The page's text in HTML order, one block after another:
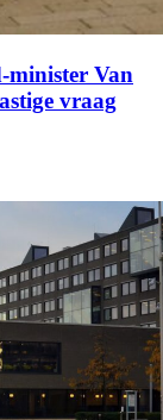
minister Van
vraag